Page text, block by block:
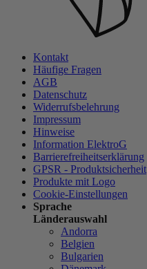
Kontakt
Häufige Fragen
AGB
Datenschutz
Widerrufsbelehrung
Impressum
Hinweise
Information ElektroG
Barrierefreiheitserklärung
GPSR - Produktsicherheit
Produkte mit Logo
Cookie-Einstellungen
Sprache
Länderauswahl
Andorra
Belgien
Bulgarien